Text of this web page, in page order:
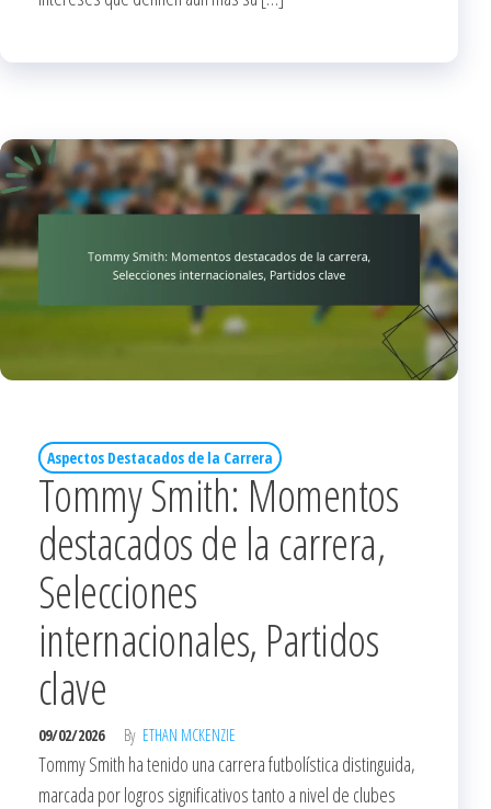
Aspectos Destacados de la Carrera
Tommy Smith: Momentos
destacados de la carrera,
Selecciones
internacionales, Partidos
clave
09/02/2026 By ETHAN MCKENZIE
Tommy Smith ha tenido una carrera futbolística distinguida,
marcada por logros significativos tanto a nivel de clubes